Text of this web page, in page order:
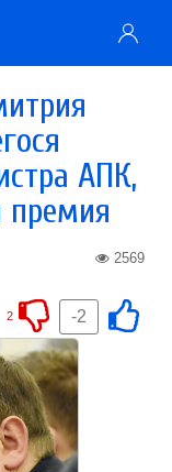
АПК,
премия
2569
-2
2